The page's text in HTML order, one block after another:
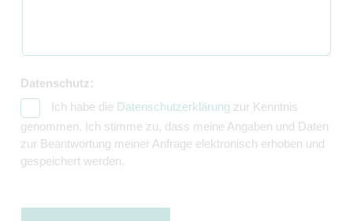
Datenschutz:
Ich habe die Datenschutzerklärung zur Kenntnis
genommen. Ich stimme zu, dass meine Angaben und Daten
zur Beantwortung meiner Anfrage elektronisch erhoben und
gespeichert werden.